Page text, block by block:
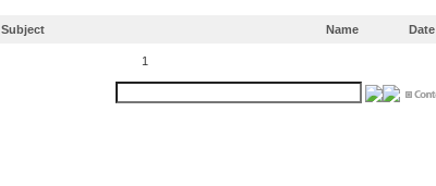
Subject Name Date
1